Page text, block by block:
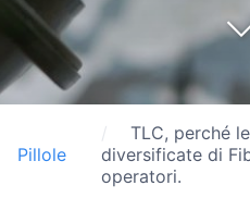
Pillole
TLC, perché
diversificate di
operatori.